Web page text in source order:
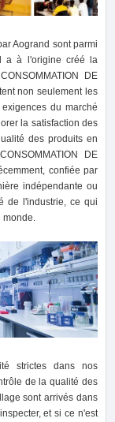
Aogrand sont parmi
a à l'origine créé la
DE
non seulement les
du marché
la satisfaction des
des produits en
DE
confiée par
indépendante ou
de l'industrie, ce qui
strictes dans nos
de la qualité des
sont arrivés dans
et si ce n'est